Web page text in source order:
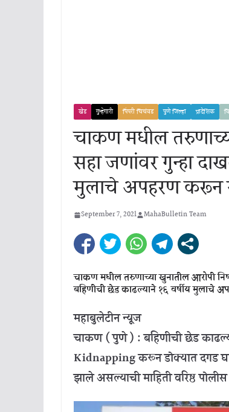
खेड गुन्हेगारी पिंपरी चिचंवड पुणे जिल्हा प्रादेशिक
चाकण मधील
सहा जणांवर गुन्हा
मुलाचे अपहरण करून
September 7, 2021 MahaBulletin Team
चाकण मधील तरुणाच्या खुनातील आरोपी
बहिणीची छेड काढल्याने १६ वर्षीय मुलाचे
महाबुलेटीन न्यूज
चाकण ( पुणे ) : बहिणीची छेड
Kidnapping करून डोक्यात दगड
झाले असल्याची माहिती वरिष्ठ